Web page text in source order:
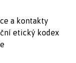
a kontakty
etický kodex